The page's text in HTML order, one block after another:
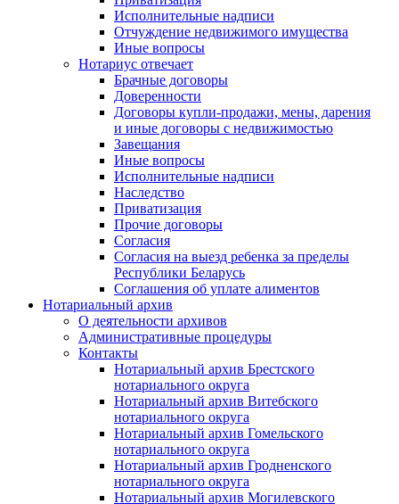
Исполнительные надписи
Отчуждение недвижимого имущества
Иные вопросы
Нотариус отвечает
Брачные договоры
Доверенности
Договоры купли-продажи, мены, дарения
и иные договоры с недвижимостью
Завещания
Иные вопросы
Исполнительные надписи
Наследство
Приватизация
Прочие договоры
Согласия
Согласия на выезд ребенка за пределы
Республики Беларусь
Соглашения об уплате алиментов
Нотариальный архив
О деятельности архивов
Административные процедуры
Контакты
Нотариальный архив Брестского
нотариального округа
Нотариальный архив Витебского
нотариального округа
Нотариальный архив Гомельского
нотариального округа
Нотариальный архив Гродненского
нотариального округа
Нотариальный архив Могилевского